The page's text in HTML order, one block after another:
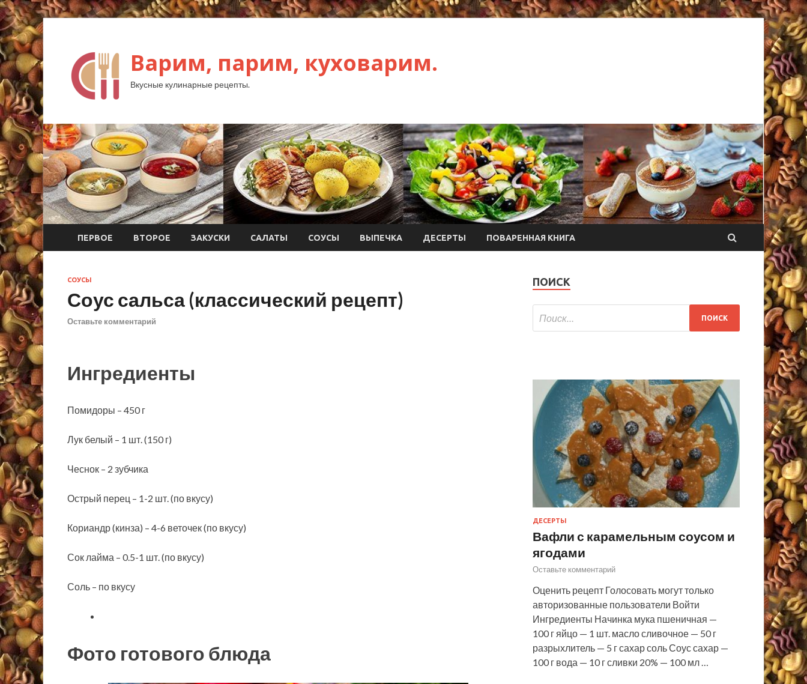
Варим, парим, куховарим.
Вкусные кулинарные рецепты.
ПЕРВОЕ ВТОРОЕ ЗАКУСКИ САЛАТЫ СОУСЫ ВЫПЕЧКА ДЕСЕРТЫ ПОВАРЕННАЯ КНИГА
СОУСЫ
Соус сальса (классический рецепт)
Оставьте комментарий
Ингредиенты
Помидоры – 450 г
Лук белый – 1 шт. (150 г)
Чеснок – 2 зубчика
Острый перец – 1-2 шт. (по вкусу)
Кориандр (кинза) – 4-6 веточек (по вкусу)
Сок лайма – 0.5-1 шт. (по вкусу)
Соль – по вкусу
Фото готового блюда
ПОИСК
ДЕСЕРТЫ
Вафли с карамельным соусом и
ягодами
Оставьте комментарий
Оценить рецепт Голосовать могут только
авторизованные пользователи Войти
Ингредиенты Начинка мука пшеничная —
100 г яйцо — 1 шт. масло сливочное — 50 г
разрыхлитель — 5 г сахар соль Соус сахар —
100 г вода — 10 г сливки 20% — 100 мл …